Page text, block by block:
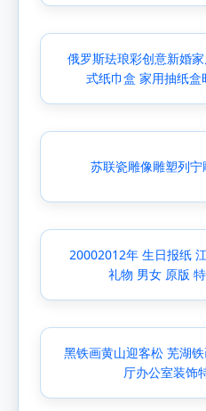
俄罗斯珐琅彩创意新婚
式纸巾盒 家用抽纸盒
苏联瓷雕像雕塑列宁
20002012年 生日报纸
礼物 男女 原版
黑铁画黄山迎客松 芜湖
厅办公室装饰